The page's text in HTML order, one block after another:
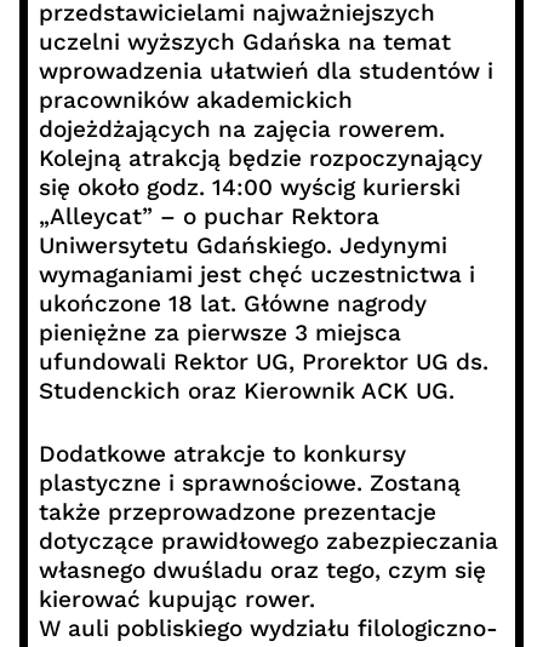
przedstawicielami najważniejszych
uczelni wyższych Gdańska na temat
wprowadzenia ułatwień dla studentów i
pracowników akademickich
dojeżdżających na zajęcia rowerem.
Kolejną atrakcją będzie rozpoczynający
się około godz. 14:00 wyścig kurierski
„Alleycat” – o puchar Rektora
Uniwersytetu Gdańskiego. Jedynymi
wymaganiami jest chęć uczestnictwa i
ukończone 18 lat. Główne nagrody
pieniężne za pierwsze 3 miejsca
ufundowali Rektor UG, Prorektor UG ds.
Studenckich oraz Kierownik ACK UG.
Dodatkowe atrakcje to konkursy
plastyczne i sprawnościowe. Zostaną
także przeprowadzone prezentacje
dotyczące prawidłowego zabezpieczania
własnego dwuśladu oraz tego, czym się
kierować kupując rower.
W auli pobliskiego wydziału filologiczno-